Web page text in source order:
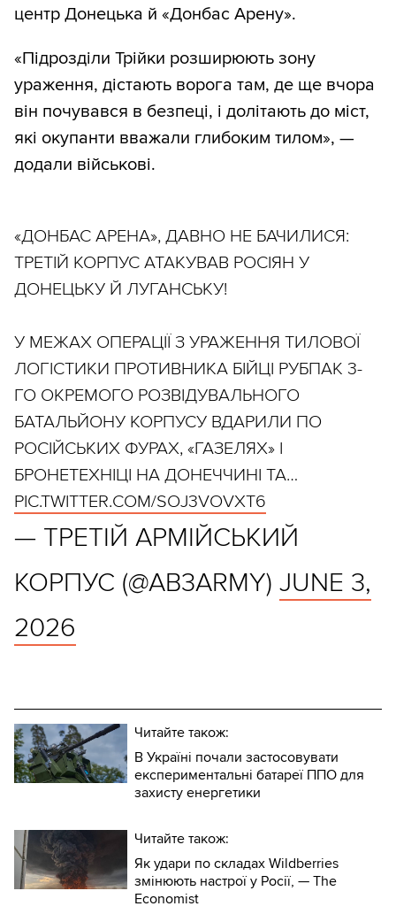
центр Донецька й «Донбас Арену».
«Підрозділи Трійки розширюють зону
ураження, дістають ворога там, де ще вчора
він почувався в безпеці, і долітають до міст,
які окупанти вважали глибоким тилом», —
додали військові.
«ДОНБАС АРЕНА», ДАВНО НЕ БАЧИЛИСЯ:
ТРЕТІЙ КОРПУС АТАКУВАВ РОСІЯН У
ДОНЕЦЬКУ Й ЛУГАНСЬКУ!
У МЕЖАХ ОПЕРАЦІЇ З УРАЖЕННЯ ТИЛОВОЇ
ЛОГІСТИКИ ПРОТИВНИКА БІЙЦІ РУБПАК 3-
ГО ОКРЕМОГО РОЗВІДУВАЛЬНОГО
БАТАЛЬЙОНУ КОРПУСУ ВДАРИЛИ ПО
РОСІЙСЬКИХ ФУРАХ, «ГАЗЕЛЯХ» І
БРОНЕТЕХНІЦІ НА ДОНЕЧЧИНІ ТА…
PIC.TWITTER.COM/SOJ3VOVXT6
— ТРЕТІЙ АРМІЙСЬКИЙ
КОРПУС (@AB3ARMY) JUNE 3,
2026
Читайте також:
В Україні почали застосовувати
експериментальні батареї ППО для
захисту енергетики
Читайте також:
Як удари по складах Wildberries
змінюють настрої у Росії, — The
Economist